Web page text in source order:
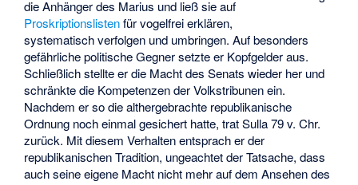
die Anhänger des Marius und ließ sie auf
Proskriptionslistenfür vogelfrei erklären,
systematisch verfolgen und umbringen. Auf besonders
gefährliche politische Gegner setzte er Kopfgelder aus.
Schließlich stellte er die Macht des Senats wieder her und
schränkte die Kompetenzen der Volkstribunen ein.
Nachdem er so die althergebrachte republikanische
Ordnung noch einmal gesichert hatte, trat Sulla 79 v. Chr.
zurück. Mit diesem Verhalten entsprach er der
republikanischen Tradition, ungeachtet der Tatsache, dass
auch seine eigene Macht nicht mehr auf dem Ansehen des